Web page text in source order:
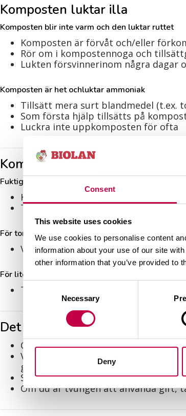
Consent
This website uses cookies
We use cookies to personalise content
information about your use of our site
other information that you’ve provided to
Consent
Necessary
Deny
Komposten luktar illa
Komposten blir inte varm och den luktar ruttet
Komposten är förvåt och/eller
Rör om i kompostennoga och
Lukten försvinnerinom några
Komposten är het ochluktar ammoniak
Tillsätt mera surt blandmedel (t.ex.
Som första hjälp tillsätts på
Luckra inte uppkomposten för ofta
Komposten blir inte varm,
Fuktighetenär lämplig
Komposten har förmultnat så långt,
Töm komposten och börjafylla på
För torrt
Vattna ordentligt helst med varmt
För litekväve
Tillsätt ikomposten t.ex. hönsgödsel
Det är flygor i komposten
Om komposten luktar,blanda om i
Vänd kompostens ytdel, där
graderstemperatur
Skölj Kompostorns innerväggar
Om du är tvungen att använda gift,